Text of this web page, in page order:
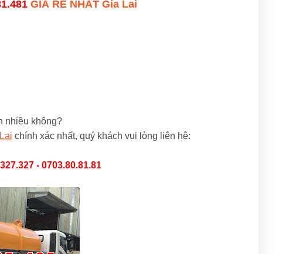
GIÁ RẺ NHẤT Gia Lai
nhiều không?
chính xác nhất, quý khách vui lòng liên hệ:
- 0703.80.81.81